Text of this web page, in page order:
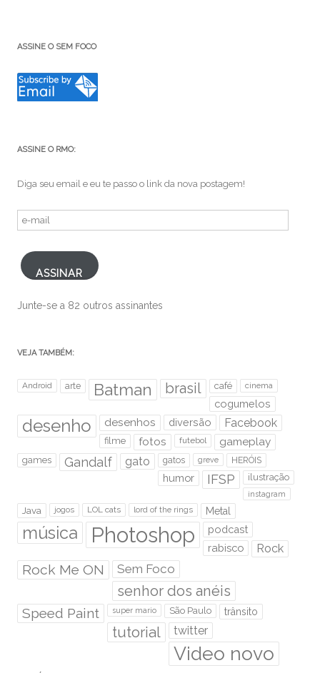
ASSINE O SEM FOCO
ASSINE O RMO:
Diga seu email e eu te passo o link da nova postagem!
e-
mail
ASSINAR
Junte-se a 82 outros assinantes
VEJA TAMBÉM:
Android arte Batman brasil café cinema
cogumelos
desenho desenhos diversão Facebook
filme fotos futebol gameplay
games Gandalf gato gatos greve HERÓIS
humor IFSP ilustração
instagram
Java jogos LOL cats lord of the rings Metal
música Photoshop
podcast
rabisco
Rock
Rock Me ON Sem Foco
senhor dos anéis
Speed Paint super mario São Paulo trânsito
tutorial twitter
Video novo